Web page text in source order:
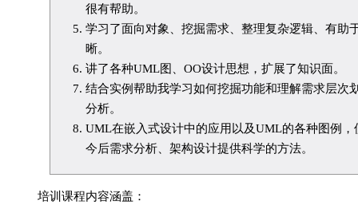
很有帮助。
学习了面向对象、挖掘需求、整理复杂逻辑、有助
晰。
讲了各种UML图、OO设计思想，扩展了知识面。
结合实例帮助我学习如何挖掘功能和理解需求层次
分析。
UML在嵌入式设计中的应用以及UML的各种图例，
今后需求分析、架构设计提供科学的方法。
培训课程内容涵盖：